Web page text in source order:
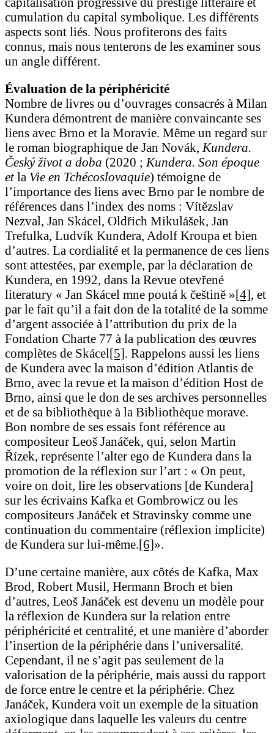
cumulation du capital symbolique. Les différents
aspects sont liés. Nous profiterons des faits
connus, mais nous tenterons de les examiner sous
un angle différent.
Évaluation de la périphéricité
Nombre de livres ou d’ouvrages consacrés à Milan
Kundera démontrent de manière convaincante ses
liens avec Brno et la Moravie. Même un regard sur
le roman biographique de Jan Novák, Kundera.
Český život a doba (2020 ; Kundera. Son époque
etla Vie en Tchécoslovaquie) témoigne de
l’importance des liens avec Brno par le nombre de
références dans l’index des noms : Vítězslav
Nezval, Jan Skácel, Oldřich Mikulášek, Jan
Trefulka, Ludvík Kundera, Adolf Kroupa et bien
d’autres. La cordialité et la permanence de ces liens
sont attestées, par exemple, par la déclaration de
Kundera, en 1992, dans la Revue otevřené
literatury « Jan Skácel mne poutá k češtině »[4], et
par le fait qu’il a fait don de la totalité de la somme
d’argent associée à l’attribution du prix de la
Fondation Charte 77 à la publication des œuvres
complètes de Skácel[5]. Rappelons aussi les liens
de Kundera avec la maison d’édition Atlantis de
Brno, avec la revue et la maison d’édition Host de
Brno, ainsi que le don de ses archives personnelles
et de sa bibliothèque à la Bibliothèque morave.
Bon nombre de ses essais font référence au
compositeur Leoš Janáček, qui, selon Martin
Řízek, représente l’alter ego de Kundera dans la
promotion de la réflexion sur l’art : « On peut,
voire on doit, lire les observations [de Kundera]
sur les écrivains Kafka et Gombrowicz ou les
compositeurs Janáček et Stravinsky comme une
continuation du commentaire (réflexion implicite)
de Kundera sur lui-même.[6]».
D’une certaine manière, aux côtés de Kafka, Max
Brod, Robert Musil, Hermann Broch et bien
d’autres, Leoš Janáček est devenu un modèle pour
la réflexion de Kundera sur la relation entre
périphéricité et centralité, et une manière d’aborder
l’insertion de la périphérie dans l’universalité.
Cependant, il ne s’agit pas seulement de la
valorisation de la périphérie, mais aussi du rapport
de force entre le centre et la périphérie. Chez
Janáček, Kundera voit un exemple de la situation
axiologique dans laquelle les valeurs du centre